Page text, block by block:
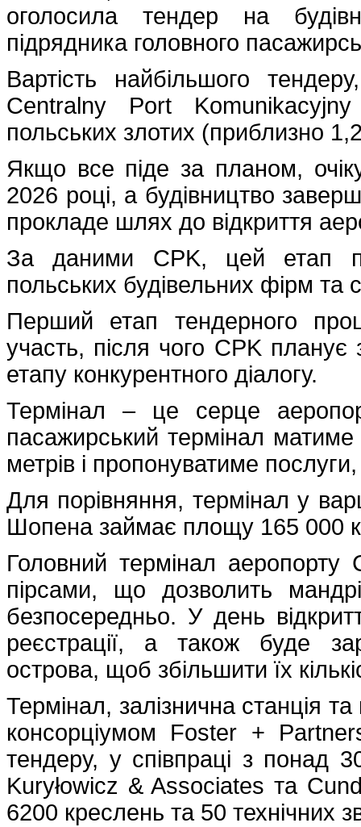
оголосила тендер на
підрядника головного
Вартість найбільшого
Centralny Port
польських злотих (приблизно
Якщо все піде за планом,
2026 році, а будівництво
прокладе шлях до відкриття
За даними CPK, цей етап
польських будівельних фірм та
Перший етап тендерного
участь, після чого CPK планує
етапу конкурентного діалогу.
Термінал – це серце
пасажирський термінал
метрів і пропонуватиме
Для порівняння, термінал у
Шопена займає площу 165 000
Головний термінал
пірсами, що дозволить
безпосередньо. У день
реєстрації, а також буде
острова, щоб збільшити їх
Термінал, залізнична станція
консорціумом Foster +
тендеру, у співпраці з понад
Kuryłowicz & Associates та
6200 креслень та 50 технічних